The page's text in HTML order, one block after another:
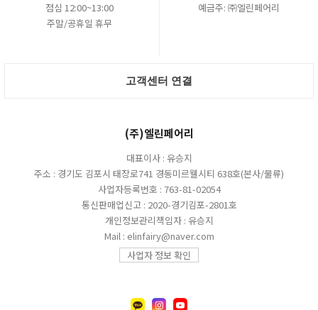
점심 12:00~13:00
주말/공휴일 휴무
예금주: ㈜엘린페어리
고객센터 연결
(주)엘린페어리
대표이사 : 유승지
주소 : 경기도 김포시 태장로741 경동미르웰시티 638호(본사/물류)
사업자등록번호 : 763-81-02054
통신판매업신고 : 2020-경기김포-2801호
개인정보관리책임자 : 유승지
Mail : elinfairy@naver.com
사업자 정보 확인